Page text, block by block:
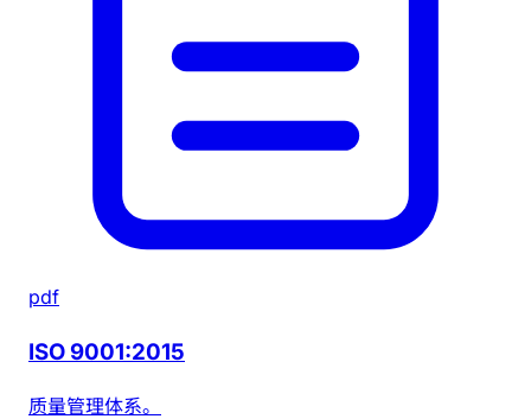
pdf
ISO 9001:2015
质量管理体系。